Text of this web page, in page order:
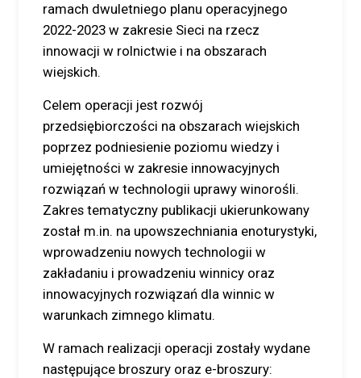
ramach dwuletniego planu operacyjnego
2022-2023 w zakresie Sieci na rzecz
innowacji w rolnictwie i na obszarach
wiejskich.
Celem operacji jest rozwój
przedsiębiorczości na obszarach wiejskich
poprzez podniesienie poziomu wiedzy i
umiejętności w zakresie innowacyjnych
rozwiązań w technologii uprawy winorośli.
Zakres tematyczny publikacji ukierunkowany
został m.in. na upowszechniania enoturystyki,
wprowadzeniu nowych technologii w
zakładaniu i prowadzeniu winnicy oraz
innowacyjnych rozwiązań dla winnic w
warunkach zimnego klimatu.
W ramach realizacji operacji zostały wydane
następujące broszury oraz e-broszury: